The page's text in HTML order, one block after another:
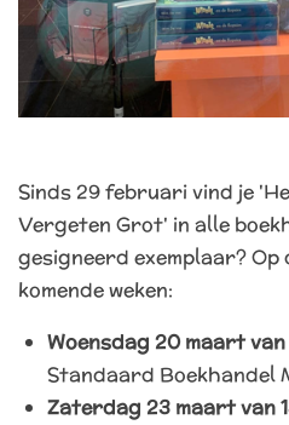
Sinds 29 februari vind je
Vergeten Grot' in alle
gesigneerd exemplaar? Op
komende weken:
Woensdag 20 maart
Standaard Boekhandel
Zaterdag 23 maart van